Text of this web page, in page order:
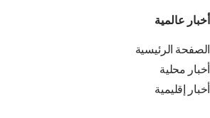
أخبار عالمية
الصفحة الرئيسية
أخبار محلية
أخبار إقليمية